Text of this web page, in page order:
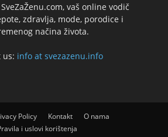
vaš online vodič
zdravlja, mode, porodice i
načina života.
us: info at svezazenu.info
Policy Kontakt
O nama
i uslovi korištenja